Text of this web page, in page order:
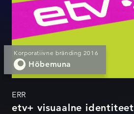
Korporatiivne bränding 2016
Hõbemuna
ERR
etv+ visuaalne identiteet